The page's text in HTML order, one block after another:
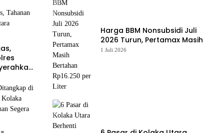
Harga BBM Nonsubsidi Juli
2026 Turun, Pertamax Masih
Bertahan Rp16.250 per Liter
1 Juli 2026